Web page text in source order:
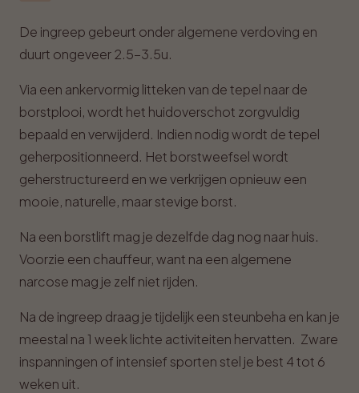
De ingreep gebeurt onder algemene verdoving en
duurt ongeveer 2.5-3.5u.
Via een ankervormig litteken van de tepel naar de
borstplooi, wordt het huidoverschot zorgvuldig
bepaald en verwijderd. Indien nodig wordt de tepel
geherpositionneerd. Het borstweefsel wordt
geherstructureerd en we verkrijgen opnieuw een
mooie, naturelle, maar stevige borst.
Na een borstlift mag je dezelfde dag nog naar huis.
Voorzie een chauffeur, want na een algemene
narcose mag je zelf niet rijden.
Na de ingreep draag je tijdelijk een steunbeha en kan je
meestal na 1 week lichte activiteiten hervatten. Zware
inspanningen of intensief sporten stel je best 4 tot 6
weken uit.